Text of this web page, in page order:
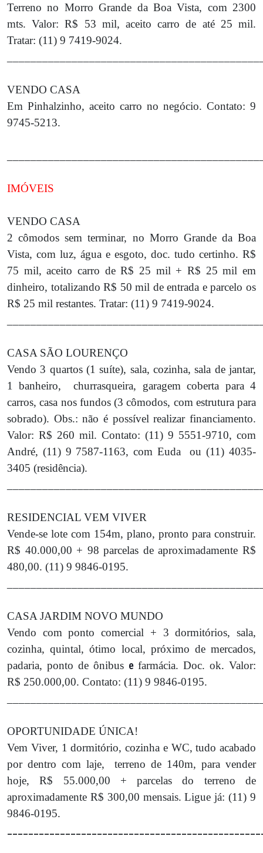
Terreno no Morro Grande da Boa Vista, com 2300
mts. Valor: R$ 53 mil, aceito carro de até 25 mil.
Tratar: (11) 9 7419-9024.
VENDO CASA
Em Pinhalzinho, aceito carro no negócio. Contato: 9
9745-5213.
IMÓVEIS
VENDO CASA
2 cômodos sem terminar, no Morro Grande da Boa
Vista, com luz, água e esgoto, doc. tudo certinho. R$
75 mil, aceito carro de R$ 25 mil + R$ 25 mil em
dinheiro, totalizando R$ 50 mil de entrada e parcelo os
R$ 25 mil restantes. Tratar: (11) 9 7419-9024.
CASA SÃO LOURENÇO
Vendo 3 quartos (1 suíte), sala, cozinha, sala de jantar,
1 banheiro, churrasqueira, garagem coberta para 4
carros, casa nos fundos (3 cômodos, com estrutura para
sobrado). Obs.: não é possível realizar financiamento.
Valor: R$ 260 mil. Contato: (11) 9 5551-9710, com
André, (11) 9 7587-1163, com Euda ou (11) 4035-
3405 (residência).
RESIDENCIAL VEM VIVER
Vende-se lote com 154m, plano, pronto para construir.
R$ 40.000,00 + 98 parcelas de aproximadamente R$
480,00. (11) 9 9846-0195.
CASA JARDIM NOVO MUNDO
Vendo com ponto comercial + 3 dormitórios, sala,
cozinha, quintal, ótimo local, próximo de mercados,
padaria, ponto de ônibus e farmácia. Doc. ok. Valor:
R$ 250.000,00. Contato: (11) 9 9846-0195.
OPORTUNIDADE ÚNICA!
Vem Viver, 1 dormitório, cozinha e WC, tudo acabado
por dentro com laje,
terreno de 140m, para vender
hoje, R$ 55.000,00 + parcelas do terreno de
aproximadamente R$ 300,00 mensais. Ligue já: (11) 9
9846-0195.